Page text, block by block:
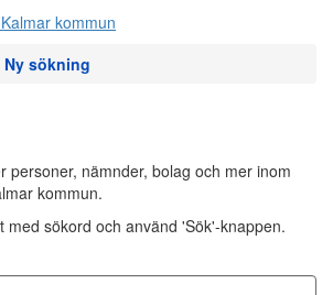
Ny sökning
personer, nämnder, bolag och mer inom
kommun.
med sökord och använd 'Sök'-knappen.